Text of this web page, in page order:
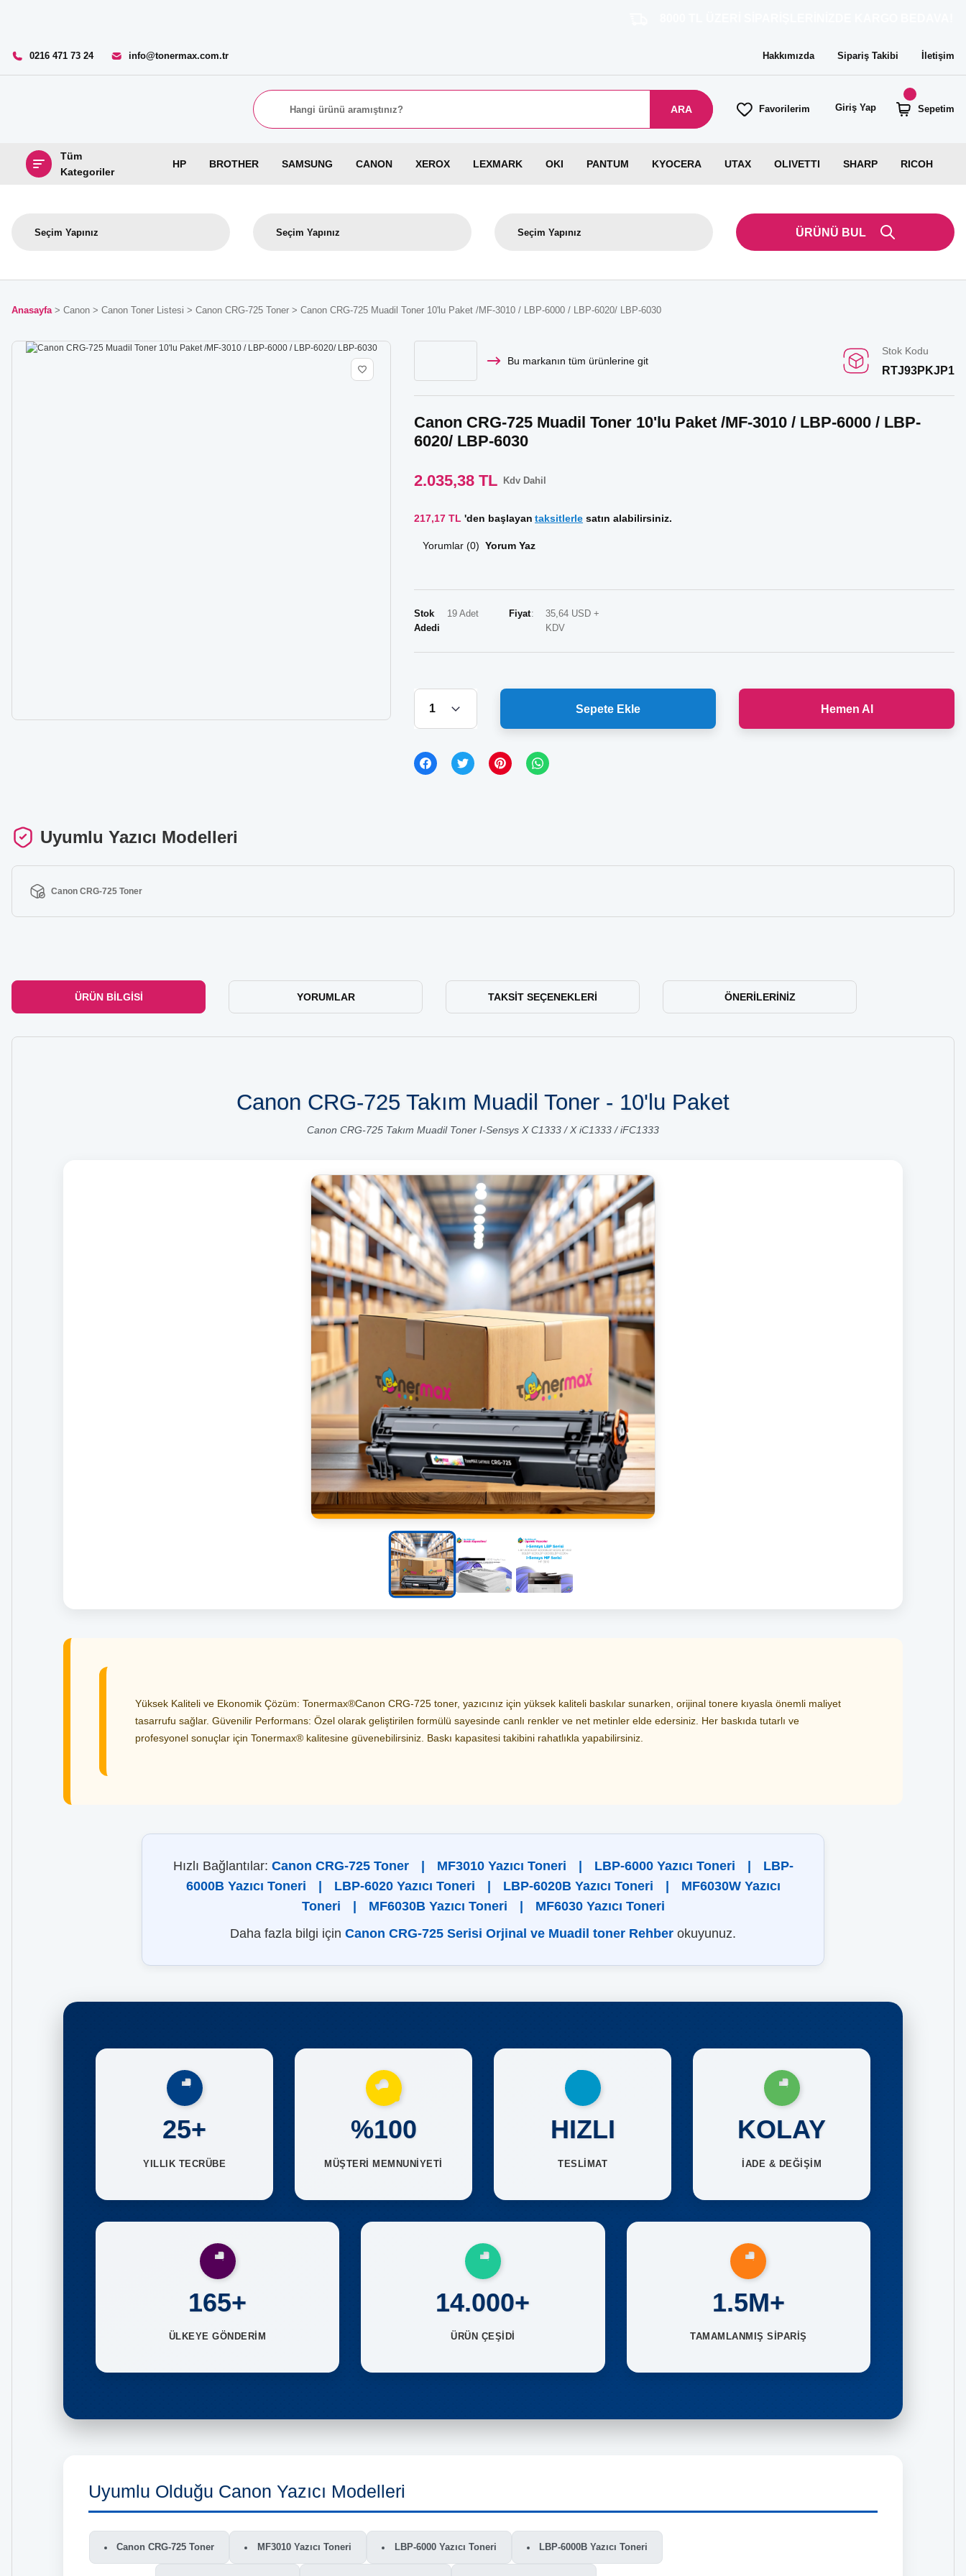
0216 471 73 24 info@tonermax.com.tr Hakkımızda Sipariş Takibi İletişim
ARA Favorilerim Giriş Yap Sepetim
Tüm
Kategoriler
HP BROTHER SAMSUNG CANON XEROX LEXMARK OKI PANTUM KYOCERA UTAX OLIVETTI SHARP RICOH
ÜRÜNÜ BUL
Anasayfa Canon Canon Toner Listesi Canon CRG-725 Toner Canon CRG-725 Muadil Toner 10'lu Paket /MF-3010 / LBP-6000 / LBP-6020/ LBP-6030
Bu markanın tüm ürünlerine git
Stok Kodu
RTJ93PKJP1
Canon CRG-725 Muadil Toner 10'lu Paket /MF-3010 / LBP-6000 / LBP-
6020/ LBP-6030
2.035,38 TL Kdv Dahil
217,17 TL 'den başlayan taksitlerle satın alabilirsiniz.
Yorumlar (0) Yorum Yaz
Stok
Adedi
19 Adet Fiyat
35,64 USD +
KDV
Sepete Ekle Hemen Al
Uyumlu Yazıcı Modelleri
Canon CRG-725 Toner
ÜRÜN BILGISI YORUMLAR TAKSIT SEÇENEKLERI ÖNERILERINIZ
Canon CRG-725 Takım Muadil Toner - 10'lu Paket
Canon CRG-725 Takım Muadil Toner I-Sensys X C1333 / X iC1333 / iFC1333
Yüksek Kaliteli ve Ekonomik Çözüm: Tonermax®Canon CRG-725 toner, yazıcınız için yüksek kaliteli baskılar sunarken, orijinal tonere kıyasla önemli maliyet
tasarrufu sağlar. Güvenilir Performans: Özel olarak geliştirilen formülü sayesinde canlı renkler ve net metinler elde edersiniz. Her baskıda tutarlı ve
profesyonel sonuçlar için Tonermax® kalitesine güvenebilirsiniz. Baskı kapasitesi takibini rahatlıkla yapabilirsiniz.
Hızlı Bağlantılar: Canon CRG-725 Toner MF3010 Yazıcı Toneri LBP-6000 Yazıcı Toneri
LBP-
6000B Yazıcı Toneri
LBP-6020 Yazıcı Toneri LBP-6020B Yazıcı Toneri
MF6030W Yazıcı
Toneri
MF6030B Yazıcı Toneri
MF6030 Yazıcı Toneri
Daha fazla bilgi için Canon CRG-725 Serisi Orjinal ve Muadil toner Rehber okuyunuz.
25+
YILLIK TECRÜBE
%100
MÜŞTERİ MEMNUNİYETİ
HIZLI
TESLİMAT
KOLAY
İADE & DEĞİŞİM
165+
ÜLKEYE GÖNDERİM
14.000+
ÜRÜN ÇEŞİDİ
1.5M+
TAMAMLANMIŞ SİPARİŞ
Uyumlu Olduğu Canon Yazıcı Modelleri
Canon CRG-725 Toner MF3010 Yazıcı Toneri LBP-6000 Yazıcı Toneri LBP-6000B Yazıcı Toneri